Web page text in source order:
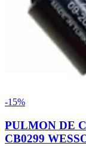
-15%
PULMON DE
CB0299